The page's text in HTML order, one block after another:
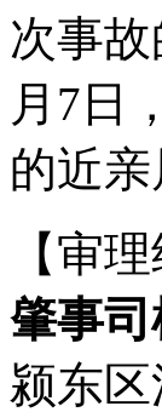
次事
月7日
的近
【审
肇事
颍东